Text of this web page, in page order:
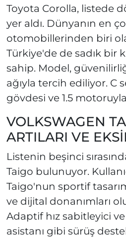
Toyota Corolla, listede
yer aldı. Dünyanın en
otomobillerinden biri
Türkiye'de de sadık bir
sahip. Model,
ağıyla tercih ediliyor. C
gövdesi ve 1.5
VOLKSWAGEN
ARTILARI VE
Listenin beşinci
Taigo bulunuyor.
Taigo'nun sportif
ve dijital donanımları
Adaptif hız sabitleyici
asistanı gibi sürüş